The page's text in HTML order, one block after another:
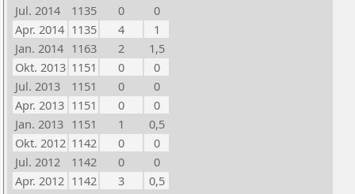
Jul. 2014
1135 0
0
Apr. 2014 1135 4
1
Jan. 2014 1163 2
1,5
Okt. 2013 1151 0
0
Jul. 2013
1151 0
0
Apr. 2013 1151 0
0
Jan. 2013 1151 1
0,5
Okt. 2012 1142 0
0
Jul. 2012
1142 0
0
Apr. 2012 1142 3
0,5